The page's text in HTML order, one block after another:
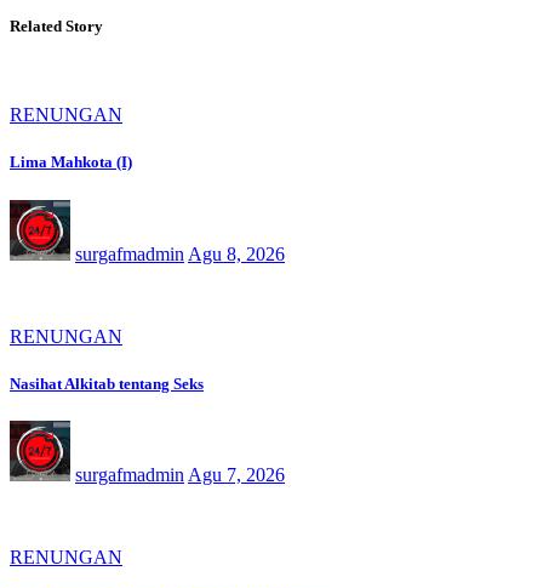
Related Story
RENUNGAN
Lima Mahkota (I)
surgafmadmin Agu 8, 2026
RENUNGAN
Nasihat Alkitab tentang Seks
surgafmadmin Agu 7, 2026
RENUNGAN